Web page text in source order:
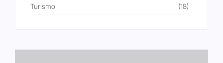
Turismo (18)